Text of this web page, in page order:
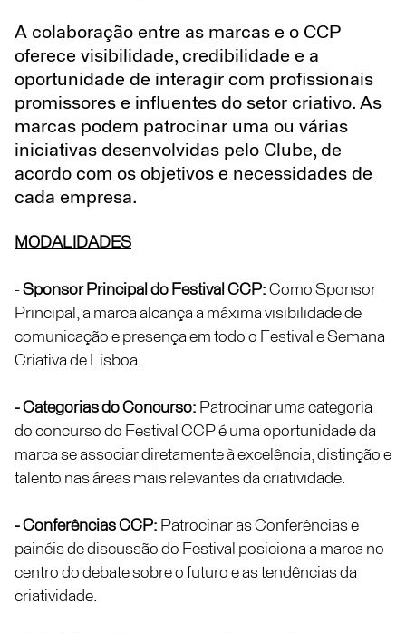
A colaboração entre as marcas e o CCP
oferece visibilidade, credibilidade e a
oportunidade de interagir com profissionais
promissores e influentes do setor criativo. As
marcas podem patrocinar uma ou várias
iniciativas desenvolvidas pelo Clube, de
acordo com os objetivos e necessidades de
cada empresa.
MODALIDADES
-Sponsor Principal do Festival CCP: Como Sponsor
Principal, a marca alcança a máxima visibilidade de
comunicação e presença em todo o Festival e Semana
Criativa de Lisboa.
- Categorias do Concurso: Patrocinar uma categoria
do concurso do Festival CCP é uma oportunidade da
marca se associar diretamente à excelência, distinção e
talento nas áreas mais relevantes da criatividade.
- Conferências CCP: Patrocinar as Conferências e
painéis de discussão do Festival posiciona a marca no
centro do debate sobre o futuro e as tendências da
criatividade.